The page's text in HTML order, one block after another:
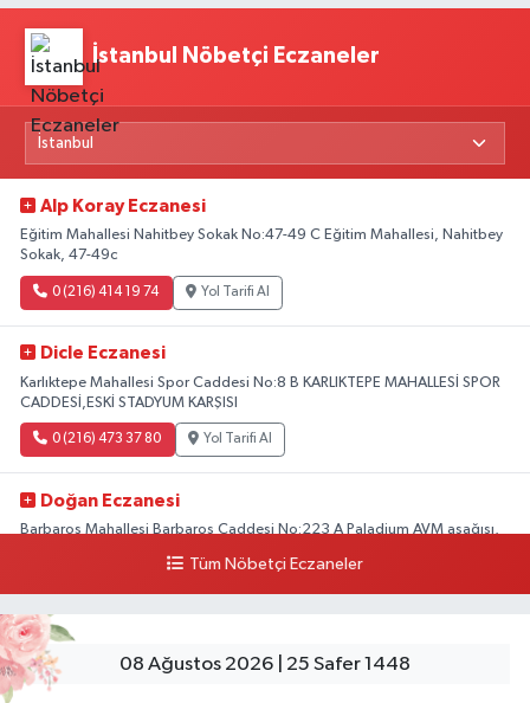
İstanbul Nöbetçi Eczaneler
Alp Koray Eczanesi
Eğitim Mahallesi Nahitbey Sokak No:47-49 C Eğitim Mahallesi, Nahitbey
Sokak, 47-49c
0 (216) 414 19 74 Yol Tarifi Al
Dicle Eczanesi
Karlıktepe Mahallesi Spor Caddesi No:8 B KARLIKTEPE MAHALLESİ SPOR
CADDESİ,ESKİ STADYUM KARŞISI
0 (216) 473 37 80 Yol Tarifi Al
Doğan Eczanesi
Barbaros Mahallesi Barbaros Caddesi No:223 A Paladium AVM aşağısı,
Mali Eczanesi
Merkez Mahallesi Tüloğlu Sokak No:4 A REŞİTPAŞACADDESİ QNB BANK
Tüm Nöbetçi Eczaneler
08 Ağustos 2026 | 25 Safer 1448